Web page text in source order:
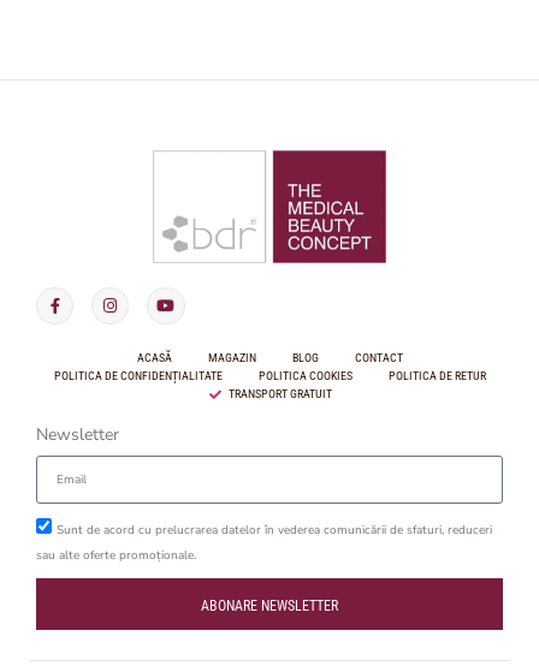
ACASĂ MAGAZIN BLOG
CONTACT
POLITICA DE CONFIDENȚIALITATE
POLITICA COOKIES
POLITICA DE RETUR
TRANSPORT GRATUIT
Newsletter
Sunt de acord cu prelucrarea datelor în vederea comunicării de sfaturi, reduceri
sau alte oferte promoționale.
ABONARE NEWSLETTER